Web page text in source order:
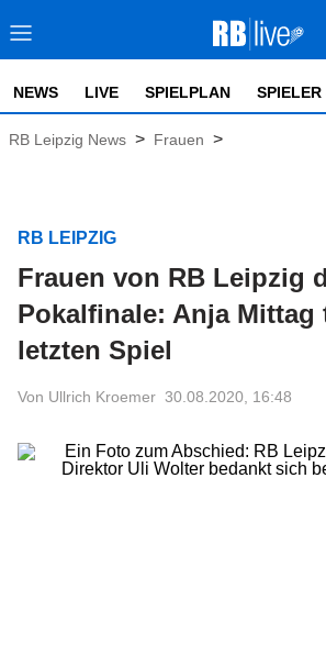
NEWS LIVE SPIELPLAN
RB Leipzig News > Frauen >
RB LEIPZIG
Frauen von RB Leipzig
Pokalfinale: Anja Mittag
letzten Spiel
Von Ullrich Kroemer 30.08.2020, 16:48